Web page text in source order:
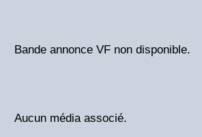
Bande annonce VF non disponible.
Aucun média associé.